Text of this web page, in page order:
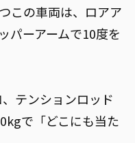
この車両は、ロアア
パーアームで10度を
テンションロッド
で「どこにも当た